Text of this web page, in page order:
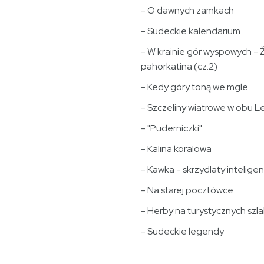
- O dawnych zamkach
- Sudeckie kalendarium
- W krainie gór wyspowych -
pahorkatina (cz.2)
- Kedy góry toną we mgle
- Szczeliny wiatrowe w obu
- "Puderniczki"
- Kalina koralowa
- Kawka - skrzydlaty
- Na starej pocztówce
- Herby na turystycznych
- Sudeckie legendy